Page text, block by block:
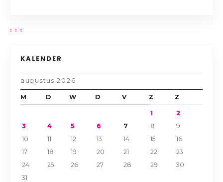
KALENDER
augustus 2026
M D W D V Z Z
1
2
3
4 5 6 7 8
9
10
11 12 13 14 15
16
17
18 19 20 21 22
23
24
25 26 27 28 29
30
31